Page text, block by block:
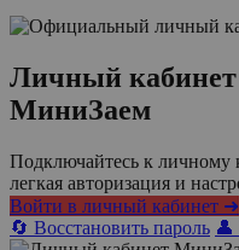
Личный кабинет
МиниЗаем
Подключайтесь к личному
легкая авторизация и
Войти в личный кабинет ➜
🔄 Восстановить пароль 👤